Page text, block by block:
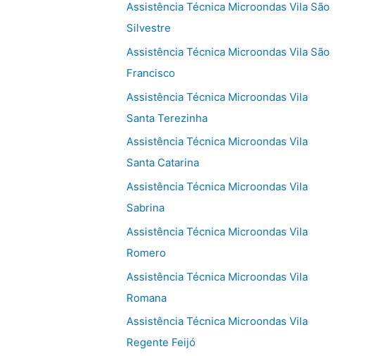
Assistência Técnica Microondas Vila São
Silvestre
Assistência Técnica Microondas Vila São
Francisco
Assistência Técnica Microondas Vila
Santa Terezinha
Assistência Técnica Microondas Vila
Santa Catarina
Assistência Técnica Microondas Vila
Sabrina
Assistência Técnica Microondas Vila
Romero
Assistência Técnica Microondas Vila
Romana
Assistência Técnica Microondas Vila
Regente Feijó